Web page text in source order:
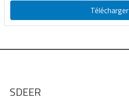
2022 et ER 2023)Télécharger
SDEER